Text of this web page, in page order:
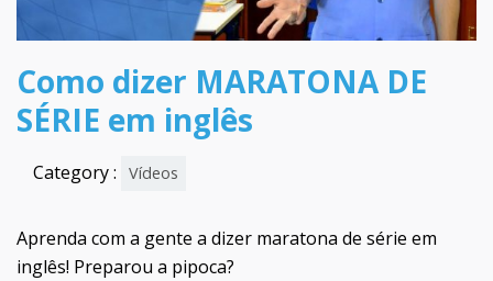
Como dizer MARATONA DE
SÉRIE em inglês
Category : Vídeos
Aprenda com a gente a dizer maratona de série em
inglês! Preparou a pipoca?